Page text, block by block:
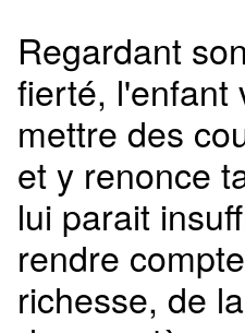
Regardant
fierté, l'enfant
mettre des
et y renonce
lui parait
rendre
richesse, de